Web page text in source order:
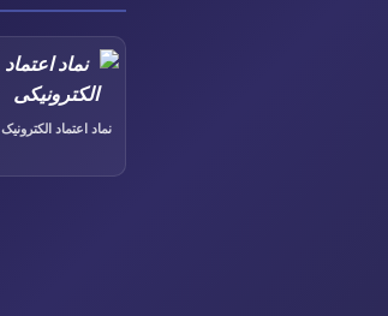
نماد اعتماد الکترونیک